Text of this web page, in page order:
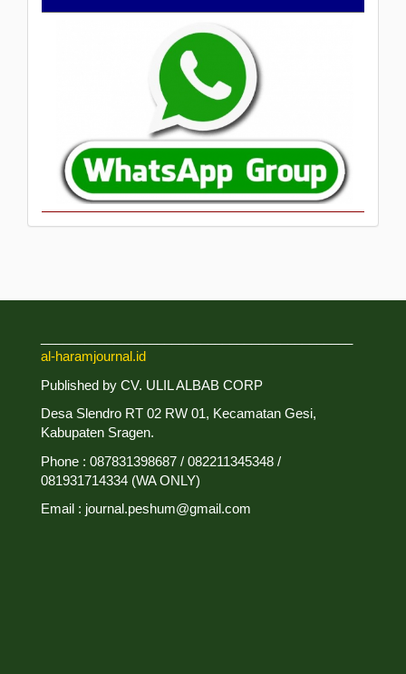
Grub
al-haramjournal.id
Published by CV. ULIL ALBAB CORP
Desa Slendro RT 02 RW 01, Kecamatan Gesi,
Kabupaten Sragen.
Phone : 087831398687 / 082211345348 /
081931714334 (WA ONLY)
Email : journal.peshum@gmail.com